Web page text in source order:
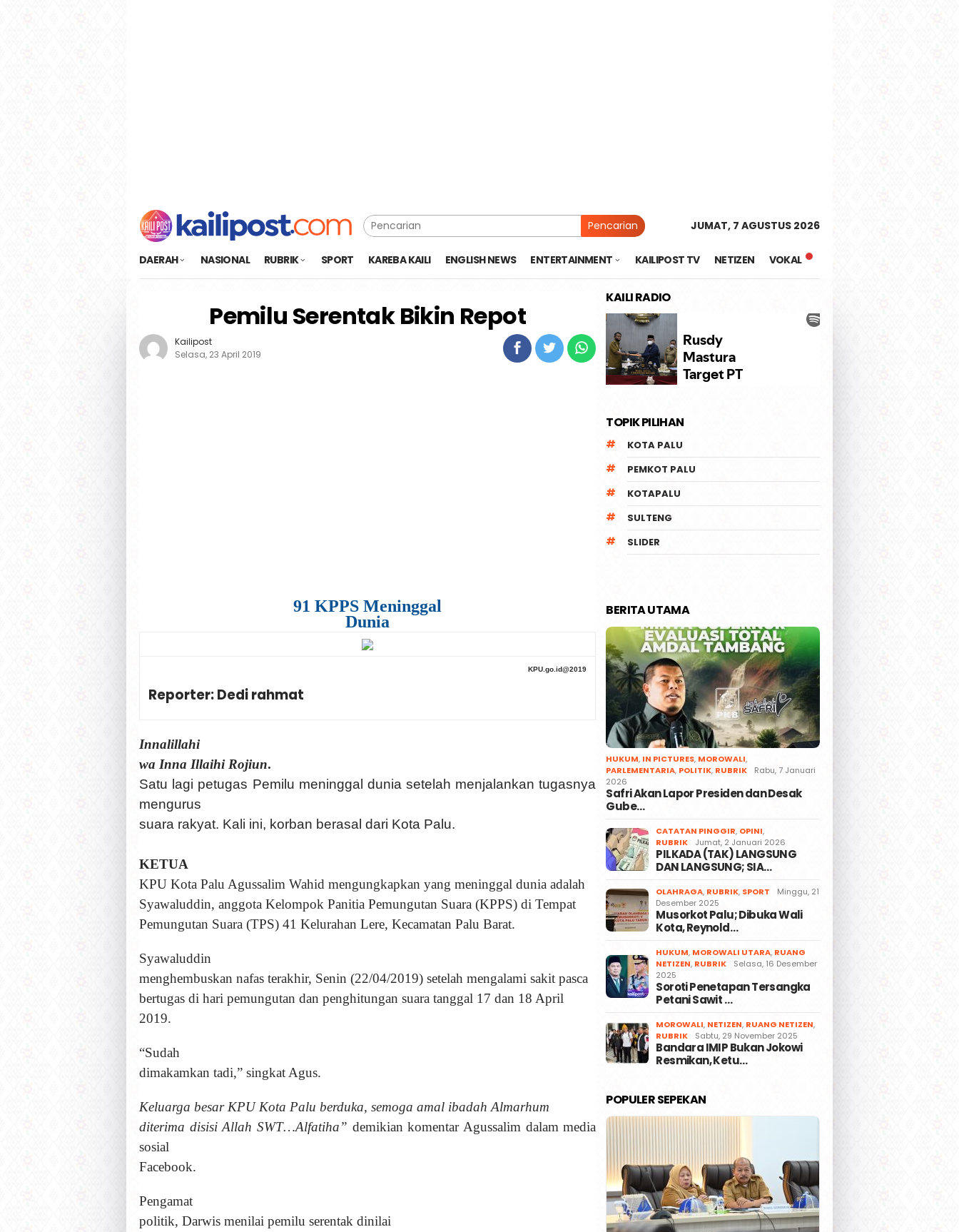
Pencarian JUMAT, 7 AGUSTUS 2026
DAERAH NASIONAL RUBRIK SPORT KAREBA KAILI ENGLISH NEWS ENTERTAINMENT KAILIPOST TV NETIZEN VOKAL
Pemilu Serentak Bikin Repot
Kailipost
Selasa, 23 April 2019
91 KPPS Meninggal
Dunia
KPU.go.id@2019
Reporter:Dedi rahmat
Innalillahi
wa Inna Illaihi Rojiun.
Satu lagi petugas Pemilu meninggal dunia setelah menjalankan tugasnya
mengurus
suara rakyat. Kali ini, korban berasal dari Kota Palu.
KETUA
KPU Kota Palu Agussalim Wahid mengungkapkan yang meninggal dunia adalah
Syawaluddin, anggota Kelompok Panitia Pemungutan Suara (KPPS) di Tempat
Pemungutan Suara (TPS) 41 Kelurahan Lere, Kecamatan Palu Barat.
Syawaluddin
menghembuskan nafas terakhir, Senin (22/04/2019) setelah mengalami sakit pasca
bertugas di hari pemungutan dan penghitungan suara tanggal 17 dan 18 April
2019.
“Sudah
dimakamkan tadi,” singkat Agus.
Keluarga besar KPU Kota Palu berduka, semoga amal ibadah Almarhum
diterima disisi Allah SWT…Alfatiha” demikian komentar Agussalim dalam media
sosial
Facebook.
Pengamat
politik, Darwis menilai pemilu serentak dinilai
KAILI RADIO
TOPIK PILIHAN
KOTA PALU
PEMKOT PALU
KOTAPALU
SULTENG
SLIDER
BERITA UTAMA
HUKUM, IN PICTURES, MOROWALI,
PARLEMENTARIA, POLITIK, RUBRIK
Rabu, 7 Januari
2026
Safri Akan Lapor Presiden dan Desak
Gube…
CATATAN PINGGIR, OPINI,
RUBRIK
Jumat, 2 Januari 2026
PILKADA (TAK) LANGSUNG
DAN LANGSUNG; SIA…
OLAHRAGA, RUBRIK, SPORT
Minggu, 21
Desember 2025
Musorkot Palu; Dibuka Wali
Kota, Reynold…
HUKUM, MOROWALI UTARA, RUANG
NETIZEN, RUBRIK
Selasa, 16 Desember
2025
Soroti Penetapan Tersangka
Petani Sawit …
MOROWALI, NETIZEN, RUANG NETIZEN,
RUBRIK
Sabtu, 29 November 2025
Bandara IMIP Bukan Jokowi
Resmikan, Ketu…
POPULER SEPEKAN